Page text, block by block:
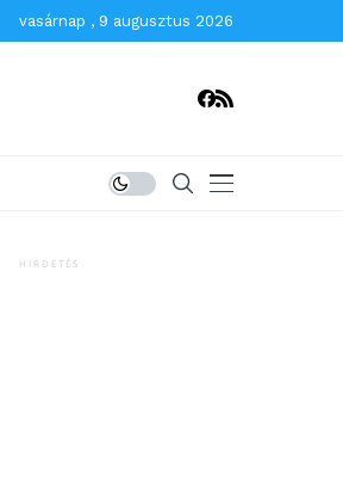
vasárnap , 9 augusztus 2026
HIRDETÉS